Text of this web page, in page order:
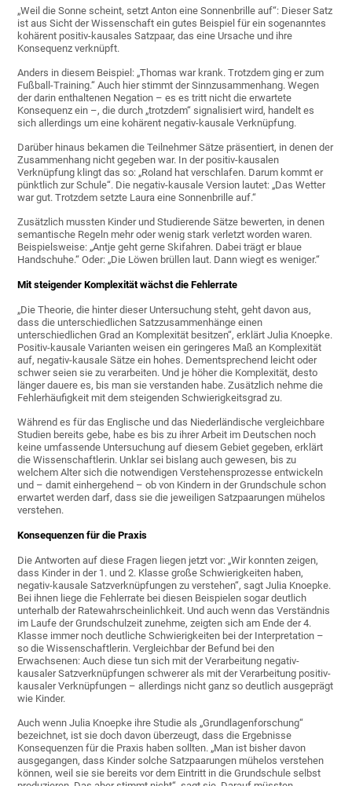
„Weil die Sonne scheint, setzt Anton eine Sonnenbrille auf“: Dieser Satz
ist aus Sicht der Wissenschaft ein gutes Beispiel für ein sogenanntes
kohärent positiv-kausales Satzpaar, das eine Ursache und ihre
Konsequenz verknüpft.
Anders in diesem Beispiel: „Thomas war krank. Trotzdem ging er zum
Fußball-Training.“ Auch hier stimmt der Sinnzusammenhang. Wegen
der darin enthaltenen Negation – es es tritt nicht die erwartete
Konsequenz ein –, die durch „trotzdem“ signalisiert wird, handelt es
sich allerdings um eine kohärent negativ-kausale Verknüpfung.
Darüber hinaus bekamen die Teilnehmer Sätze präsentiert, in denen der
Zusammenhang nicht gegeben war. In der positiv-kausalen
Verknüpfung klingt das so: „Roland hat verschlafen. Darum kommt er
pünktlich zur Schule“. Die negativ-kausale Version lautet: „Das Wetter
war gut. Trotzdem setzte Laura eine Sonnenbrille auf.“
Zusätzlich mussten Kinder und Studierende Sätze bewerten, in denen
semantische Regeln mehr oder wenig stark verletzt worden waren.
Beispielsweise: „Antje geht gerne Skifahren. Dabei trägt er blaue
Handschuhe.“ Oder: „Die Löwen brüllen laut. Dann wiegt es weniger.“
Mit steigender Komplexität wächst die Fehlerrate
„Die Theorie, die hinter dieser Untersuchung steht, geht davon aus,
dass die unterschiedlichen Satzzusammenhänge einen
unterschiedlichen Grad an Komplexität besitzen“, erklärt Julia Knoepke.
Positiv-kausale Varianten weisen ein geringeres Maß an Komplexität
auf, negativ-kausale Sätze ein hohes. Dementsprechend leicht oder
schwer seien sie zu verarbeiten. Und je höher die Komplexität, desto
länger dauere es, bis man sie verstanden habe. Zusätzlich nehme die
Fehlerhäufigkeit mit dem steigenden Schwierigkeitsgrad zu.
Während es für das Englische und das Niederländische vergleichbare
Studien bereits gebe, habe es bis zu ihrer Arbeit im Deutschen noch
keine umfassende Untersuchung auf diesem Gebiet gegeben, erklärt
die Wissenschaftlerin. Unklar sei bislang auch gewesen, bis zu
welchem Alter sich die notwendigen Verstehensprozesse entwickeln
und – damit einhergehend – ob von Kindern in der Grundschule schon
erwartet werden darf, dass sie die jeweiligen Satzpaarungen mühelos
verstehen.
Konsequenzen für die Praxis
Die Antworten auf diese Fragen liegen jetzt vor: „Wir konnten zeigen,
dass Kinder in der 1. und 2. Klasse große Schwierigkeiten haben,
negativ-kausale Satzverknüpfungen zu verstehen“, sagt Julia Knoepke.
Bei ihnen liege die Fehlerrate bei diesen Beispielen sogar deutlich
unterhalb der Ratewahrscheinlichkeit. Und auch wenn das Verständnis
im Laufe der Grundschulzeit zunehme, zeigten sich am Ende der 4.
Klasse immer noch deutliche Schwierigkeiten bei der Interpretation –
so die Wissenschaftlerin. Vergleichbar der Befund bei den
Erwachsenen: Auch diese tun sich mit der Verarbeitung negativ-
kausaler Satzverknüpfungen schwerer als mit der Verarbeitung positiv-
kausaler Verknüpfungen – allerdings nicht ganz so deutlich ausgeprägt
wie Kinder.
Auch wenn Julia Knoepke ihre Studie als „Grundlagenforschung“
bezeichnet, ist sie doch davon überzeugt, dass die Ergebnisse
Konsequenzen für die Praxis haben sollten. „Man ist bisher davon
ausgegangen, dass Kinder solche Satzpaarungen mühelos verstehen
können, weil sie sie bereits vor dem Eintritt in die Grundschule selbst